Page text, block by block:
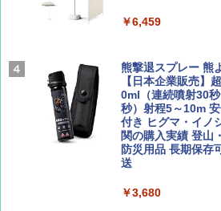
￥1,540
AIRLINE（エアラ
集】ボーイング110
￥1,760
球の歩き方A ヨー
￥2,479
A26 地球の歩き方
ァキア 2026～2027
テント ワンタッチ
￥5,999
[キャンパーズコレ
広げるだけ パッと
ーティング フルク
簡単設置 ポップア
ュ(BC仕様) PATC-
￥9,990
￥6,459
熊撃退スプレー 熊
【日本企業販売】
0ml（連続噴射30
秒）射程5～10m
付き ヒグマ・イノ
関の購入実績 登山
防災用品 長期保存
送
￥3,680